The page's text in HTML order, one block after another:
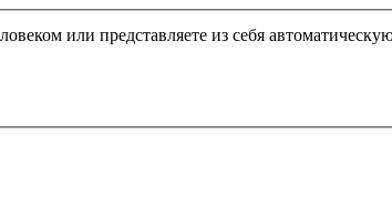
вопрос задается для того, чтобы выяснить, являетесь ли Вы человеком или представляете из